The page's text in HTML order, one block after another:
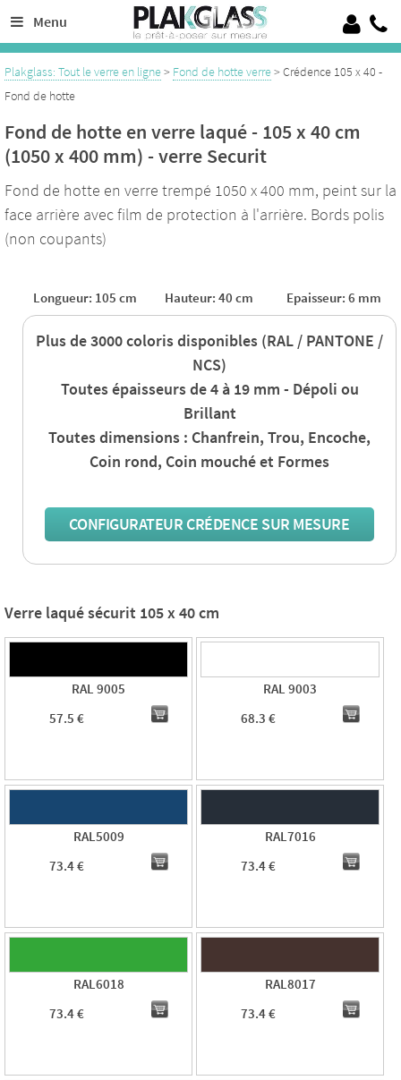
Menu
Découpe de verre sur mesure de 4 à 19 mm, 100% Verre trempé sécurit
Crédence en verre laqué ou émaillé, verre pour garde corps, verrières
Plakglass: Tout le verre en ligne> Fond de hotte verre> Crédence 105 x 40 -
Fond de hotte
Fond de hotte en verre laqué - 105 x 40 cm
(1050 x 400 mm) - verre Securit
Fond de hotte en verre trempé 1050 x 400 mm, peint sur la
face arrière avec film de protection à l'arrière. Bords polis
(non coupants)
Longueur: 105 cm Hauteur: 40 cm Epaisseur: 6 mm
Plus de 3000 coloris disponibles (RAL / PANTONE /
NCS)
Toutes épaisseurs de 4 à 19 mm - Dépoli ou
Brillant
Toutes dimensions : Chanfrein, Trou, Encoche,
Coin rond, Coin mouché et Formes
CONFIGURATEUR CRÉDENCE SUR MESURE
Verre laqué sécurit 105 x 40 cm
RAL 9005
57.5 €
RAL 9003
68.3 €
RAL5009
73.4 €
RAL7016
73.4 €
RAL6018
73.4 €
RAL8017
73.4 €